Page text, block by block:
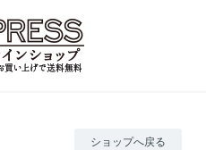
ショップへ戻る